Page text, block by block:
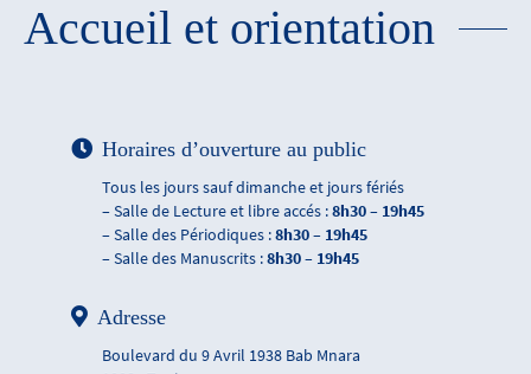
Accueil et orientation
Horaires d’ouverture au public
Tous les jours sauf dimanche et jours fériés
– Salle de Lecture et libre accés :8h30 – 19h45
– Salle des Périodiques :8h30 – 19h45
– Salle des Manuscrits :8h30 – 19h45
Adresse
Boulevard du 9 Avril 1938 Bab Mnara